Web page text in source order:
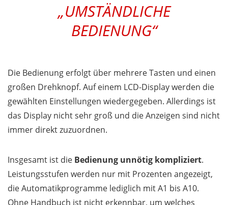
„UMSTÄNDLICHE
BEDIENUNG“
Die Bedienung erfolgt über mehrere Tasten und einen
großen Drehknopf. Auf einem LCD-Display werden die
gewählten Einstellungen wiedergegeben. Allerdings ist
das Display nicht sehr groß und die Anzeigen sind nicht
immer direkt zuzuordnen.
Insgesamt ist die Bedienung unnötig kompliziert.
Leistungsstufen werden nur mit Prozenten angezeigt,
die Automatikprogramme lediglich mit A1 bis A10.
Ohne Handbuch ist nicht erkennbar, um welches